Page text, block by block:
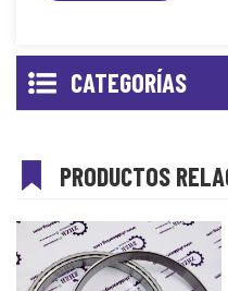
CATEGORÍAS
PRODUCTOS